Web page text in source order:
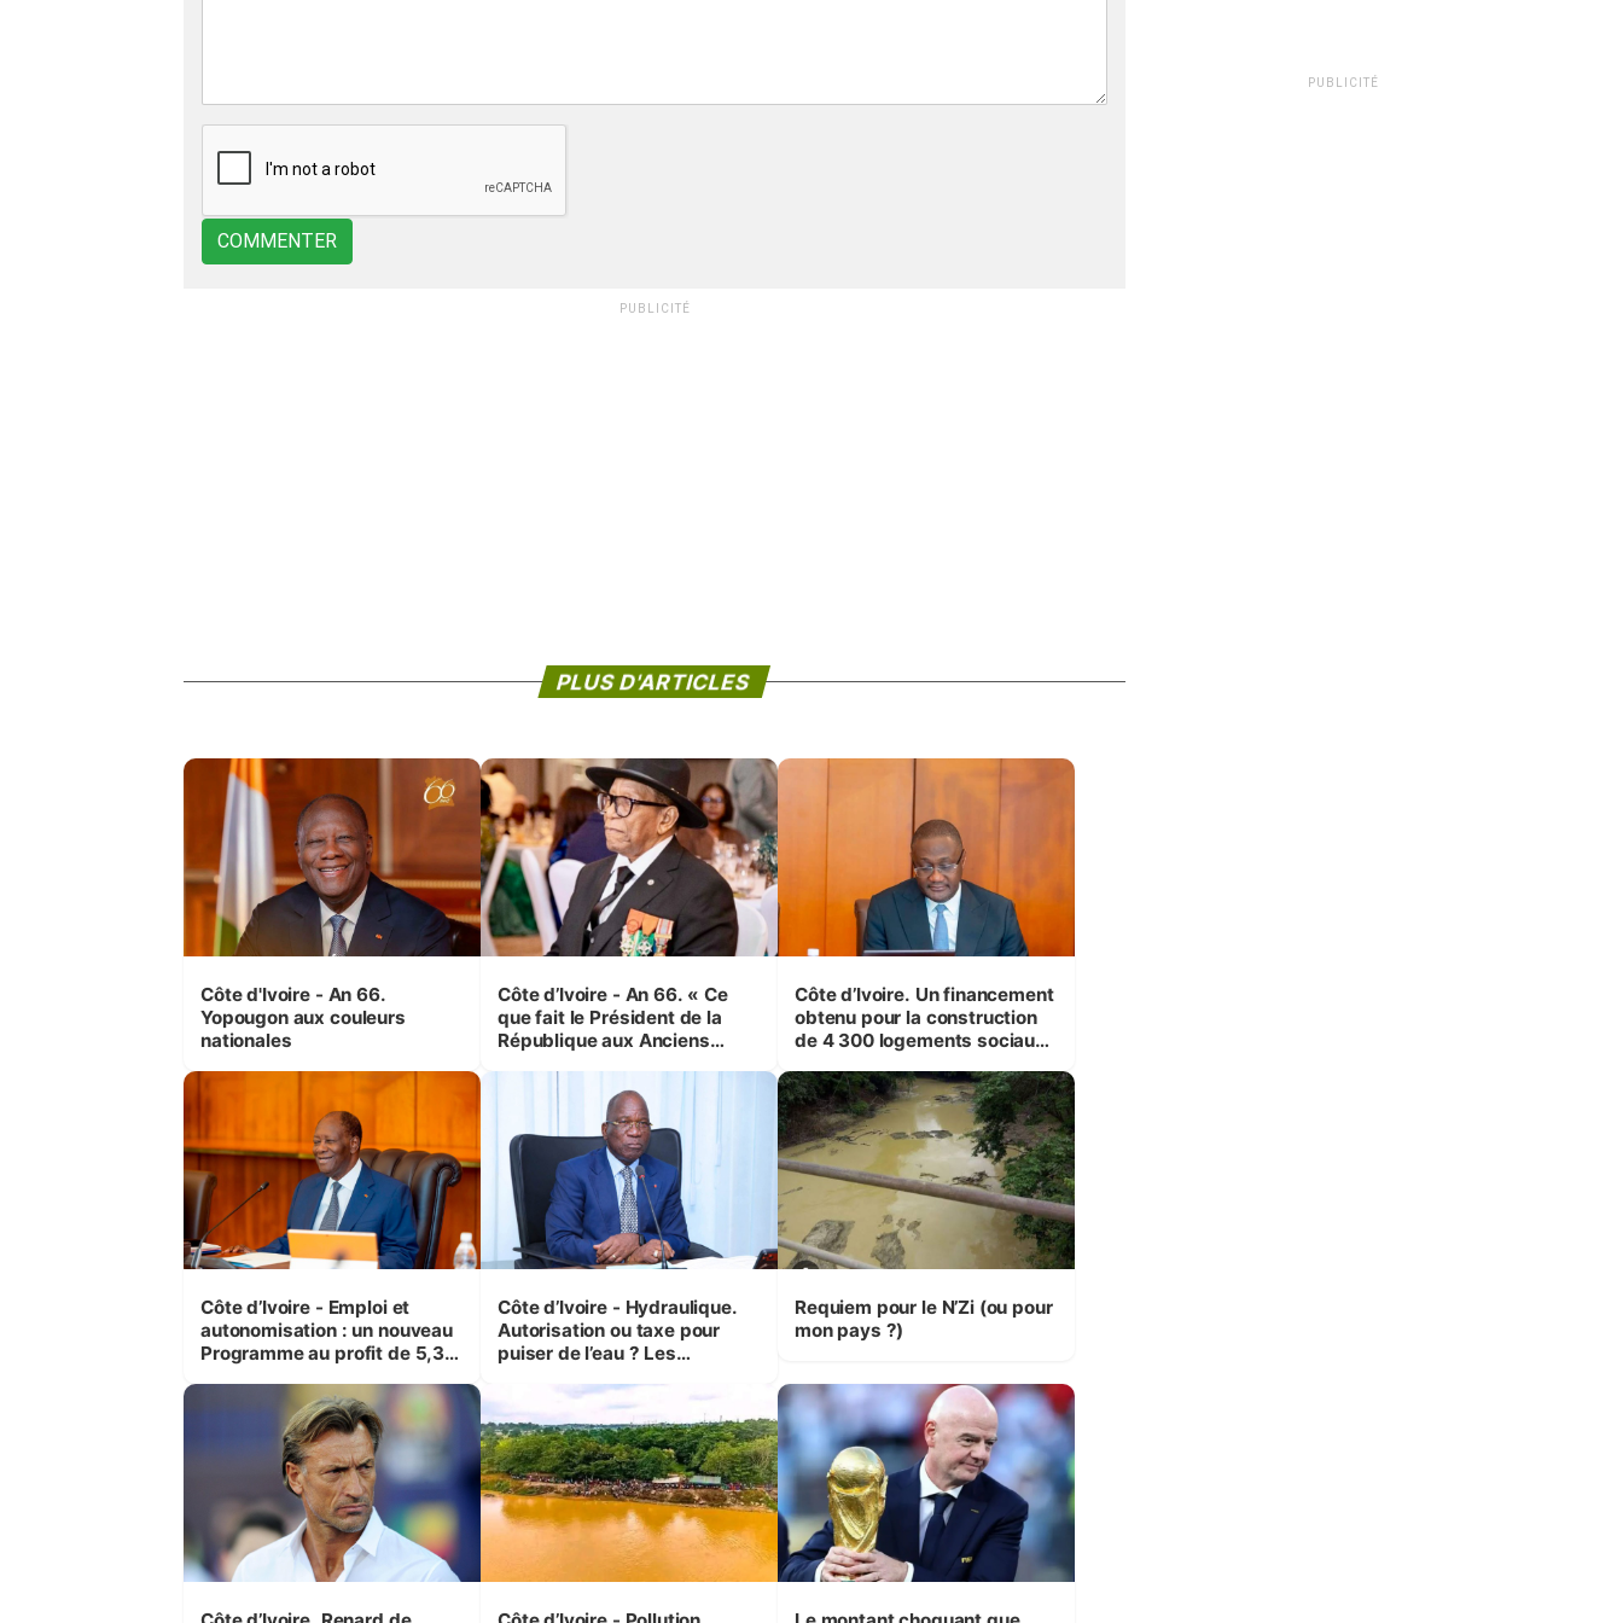
COMMENTER
PUBLICITÉ
PLUS D'ARTICLES
Côte d'Ivoire - An 66.
Yopougon aux couleurs
nationales
Côte d’Ivoire - An 66. « Ce
que fait le Président de la
République aux Anciens
(Cne Yassoungo Koné ®)
Côte d’Ivoire. Un financement
obtenu pour la construction
de 4 300 logements sociaux
Bouaké et Yamoussoukro
Côte d’Ivoire - Emploi et
autonomisation : un nouveau
Programme au profit de 5,3
Côte d’Ivoire - Hydraulique.
Autorisation ou taxe pour
puiser de l’eau ? Les
Requiem pour le N’Zi (ou pour
mon pays ?)
PUBLICITÉ